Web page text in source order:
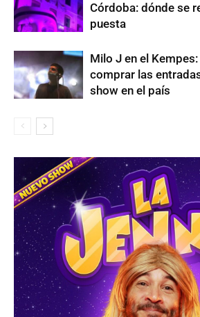
Córdoba: dónde se
puesta
Milo J en el
comprar las
show en el país